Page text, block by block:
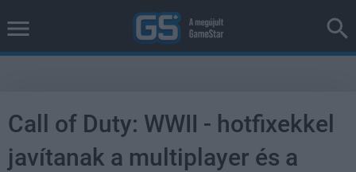
Call of Duty: WWII - hotfixekkel
javítanak a multiplayer és a